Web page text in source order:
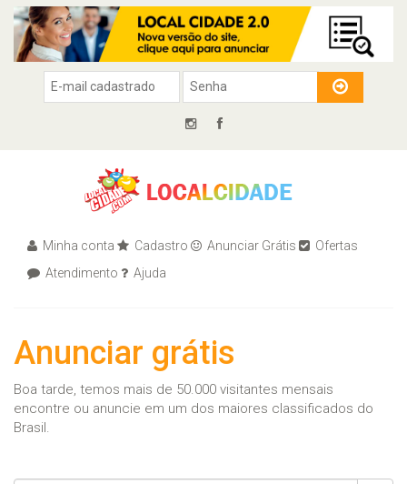
Minha conta Cadastro Anunciar Grátis
Ofertas
Atendimento
Ajuda
Anunciar grátis
Boa tarde, temos mais de 50.000 visitantes mensais
encontre ou anuncie em um dos maiores classificados do
Brasil.